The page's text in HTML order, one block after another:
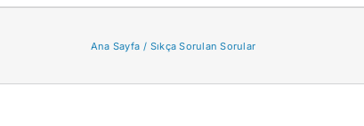
Ana Sayfa Sıkça Sorulan Sorular